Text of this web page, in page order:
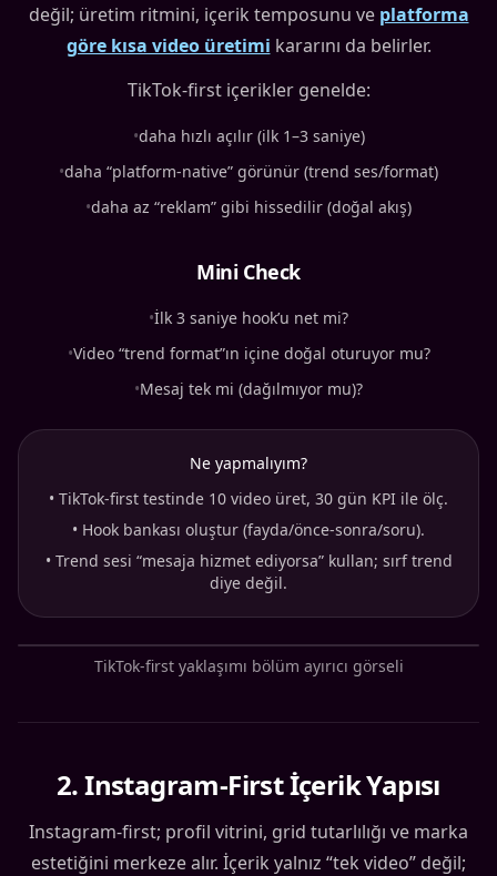
değil; üretim ritmini, içerik temposunu ve platforma
göre kısa video üretimi kararını da belirler.
TikTok-first içerikler genelde:
•daha hızlı açılır (ilk 1–3 saniye)
•daha “platform-native” görünür (trend ses/format)
•daha az “reklam” gibi hissedilir (doğal akış)
Mini Check
•İlk 3 saniye hook’u net mi?
•Video “trend format”ın içine doğal oturuyor mu?
•Mesaj tek mi (dağılmıyor mu)?
Ne yapmalıyım?
• TikTok-first testinde 10 video üret, 30 gün KPI ile ölç.
• Hook bankası oluştur (fayda/önce-sonra/soru).
• Trend sesi “mesaja hizmet ediyorsa” kullan; sırf trend
diye değil.
TikTok-first yaklaşımı bölüm ayırıcı görseli
2.Instagram-First İçerik Yapısı
Instagram-first; profil vitrini, grid tutarlılığı ve marka
estetiğini merkeze alır. İçerik yalnız “tek video” değil;